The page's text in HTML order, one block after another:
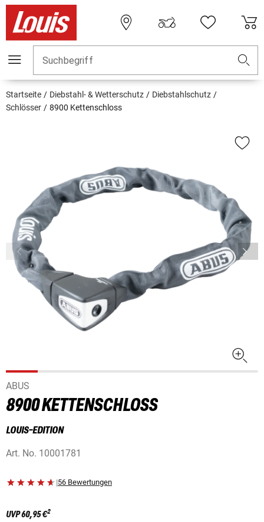
Suchbegriff
Startseite Diebstahl- & Wetterschutz
Diebstahlschutz
Schlösser
8900 Kettenschloss
ABUS
8900 KETTENSCHLOSS
LOUIS-EDITION
Art. No. 10001781
|56 Bewertungen
UVP60,95 €2